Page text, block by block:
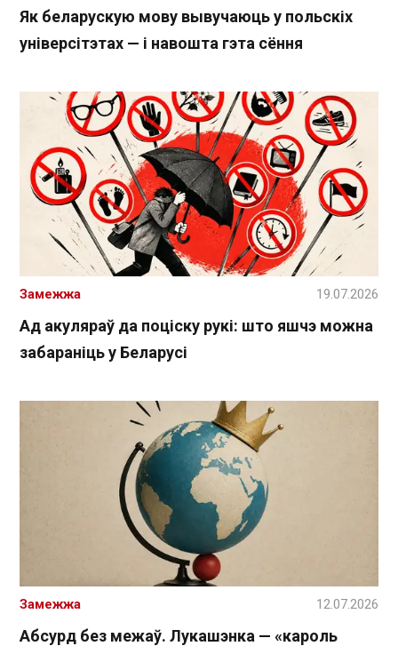
Як беларускую мову вывучаюць у польскіх
універсітэтах — і навошта гэта сёння
Ад акуляраў да поціску рукі: што яшчэ можна
забараніць у Беларусі
Замежжа 19.07.2026
Абсурд без межаў. Лукашэнка — «кароль
Замежжа 12.07.2026